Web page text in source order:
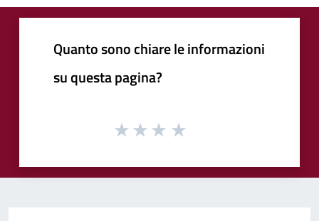
Quanto sono chiare le informazioni
su questa pagina?